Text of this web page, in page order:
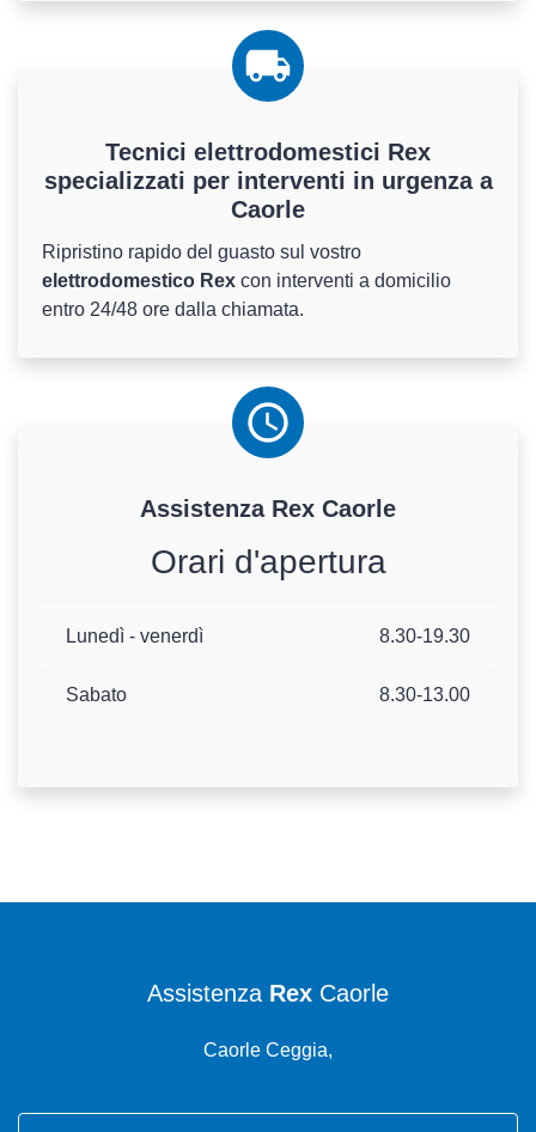
Tecnici elettrodomestici Rex
specializzati per interventi in urgenza a
Caorle
Ripristino rapido del guasto sul vostro
elettrodomestico Rex con interventi a domicilio
entro 24/48 ore dalla chiamata.
Assistenza Rex Caorle
Orari d'apertura
Lunedì - venerdì 8.30-19.30
Sabato 8.30-13.00
Assistenza Rex Caorle
Caorle Ceggia,